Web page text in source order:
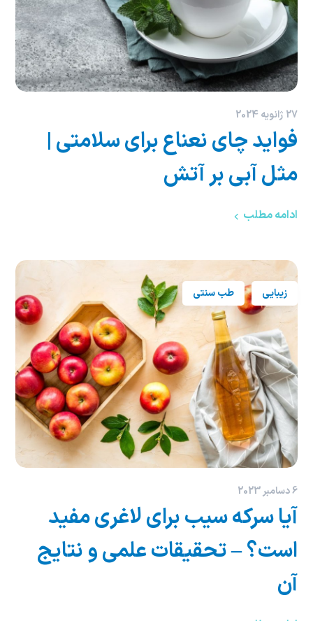
27 ژانویه 2024
فواید چای نعناع برای سلامتی |
مثل آبی بر آتش
ادامه مطلب
زیبایی طب سنتی
6 دسامبر 2023
آیا سرکه سیب برای لاغری مفید
است؟ – تحقیقات علمی و نتایج
آن